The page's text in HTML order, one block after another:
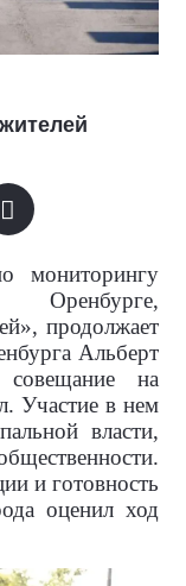
мониторингу
продолжает
Альберт
на
Участие в нем
власти,
и готовность
оценил ход